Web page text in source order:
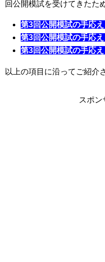
回公開模試を受けてきたた
第3回公開模試の手応
第3回公開模試の手応
第3回公開模試の手応
以上の項目に沿ってご紹介
スポン